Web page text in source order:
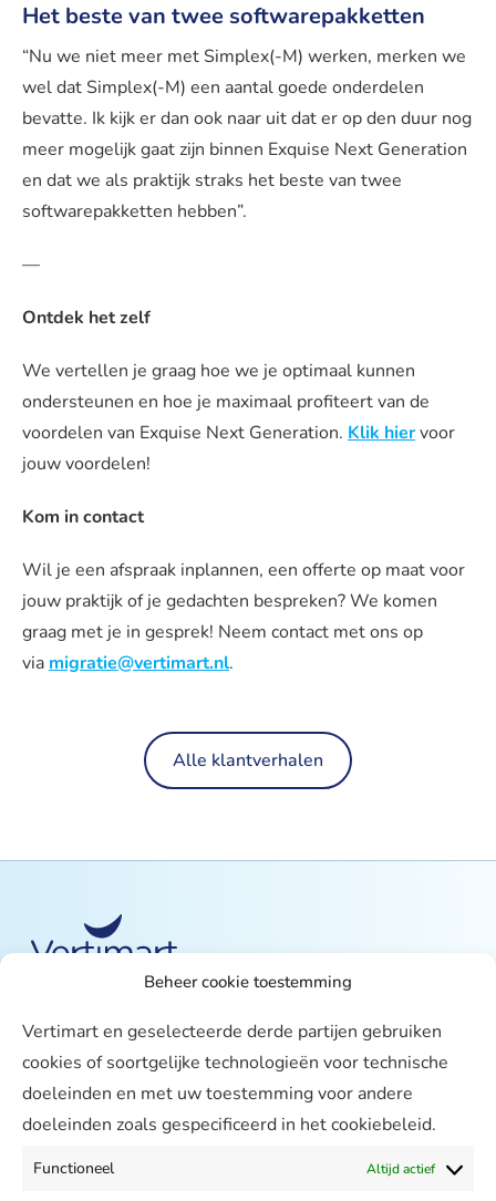
Beheer cookie toestemming
Vertimart en geselecteerde derde partijen gebruiken
cookies of soortgelijke technologieën voor technische
doeleinden en met uw toestemming voor andere
doeleinden zoals gespecificeerd in het cookiebeleid.
Functioneel Altijd actief
Het beste van twee softwarepakketten
“Nu we niet meer met Simplex(-M) werken, merken we
wel dat Simplex(-M) een aantal goede onderdelen
bevatte. Ik kijk er dan ook naar uit dat er op den duur nog
meer mogelijk gaat zijn binnen Exquise Next Generation
en dat we als praktijk straks het beste van twee
softwarepakketten hebben”.
—
Ontdek het zelf
We vertellen je graag hoe we je optimaal kunnen
ondersteunen en hoe je maximaal profiteert van de
voordelen van Exquise Next Generation. Klik hiervoor
jouw voordelen!
Kom in contact
Wil je een afspraak inplannen, een offerte op maat voor
jouw praktijk of je gedachten bespreken? We komen
graag met je in gesprek! Neem contact met ons op
via migratie@vertimart.nl.
Alle klantverhalen
Vertimart
Werken bij
Agenda
Support